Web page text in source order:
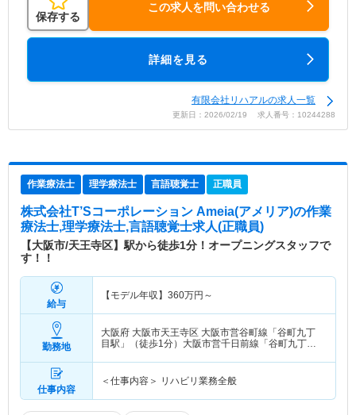
保存する
この求人を問い合わせる
詳細を見る
有限会社リハアルの求人一覧
更新日：2026/02/19 求人番号：10244288
作業療法士 理学療法士 言語聴覚士 正職員
株式会社T’Sコーポレーション Ameia(アメリア)の作業
療法士,理学療法士,言語聴覚士求人(正職員)
【大阪市/天王寺区】駅から徒歩1分！オープニングスタッフで
す！！
給与
【モデル年収】 360万円～
勤務地
大阪府 大阪市天王寺区 大阪市営谷町線「谷町九丁
目駅」（徒歩1分）大阪市営千日前線「谷町九丁目
仕事内容
＜仕事内容＞ リハビリ業務全般